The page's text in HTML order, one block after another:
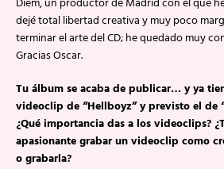
dejé total libertad creativa y muy poco
terminar el arte del CD; he quedado muy
Gracias Oscar.
Tu álbum se acaba de publicar… y ya
videoclip de “Hellboyz” y previsto el de
¿Qué importancia das a los videoclips?
apasionante grabar un videoclip como
o grabarla?